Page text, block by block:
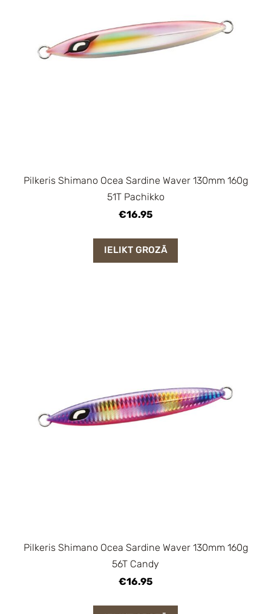
Pilkeris Shimano Ocea Sardine Waver 130mm 160g
51T Pachikko
€16.95
IELIKT GROZĀ
Pilkeris Shimano Ocea Sardine Waver 130mm 160g
56T Candy
€16.95